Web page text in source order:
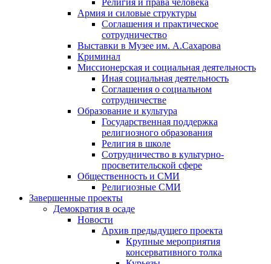
Религия и права человека
Армия и силовые структуры
Соглашения и практическое
сотрудничество
Выставки в Музее им. А.Сахарова
Криминал
Миссионерская и социальная деятельность
Иная социальная деятельность
Соглашения о социальном
сотрудничестве
Образование и культура
Государственная поддержка
религиозного образования
Религия в школе
Сотрудничество в культурно-
просветительской сфере
Общественность и СМИ
Религиозные СМИ
Завершенные проекты
Демократия в осаде
Новости
Архив предыдущего проекта
Крупные мероприятия
консервативного толка